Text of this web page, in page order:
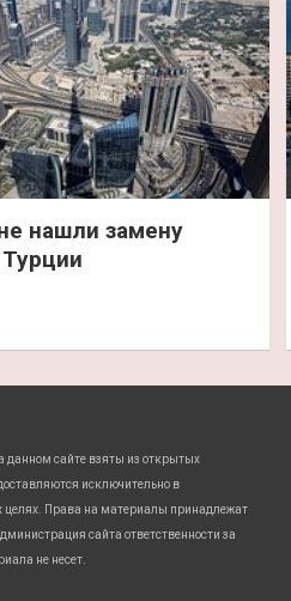
нашли замену
данном сайте взяты из открытых
исключительно в
целях. Права на материалы принадлежат
сайта ответственности за
не несет.